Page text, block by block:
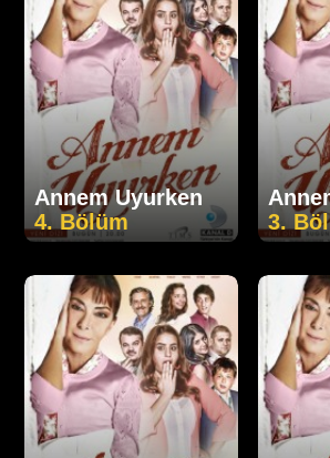
Annem Uyurken
4. Bölüm
3.